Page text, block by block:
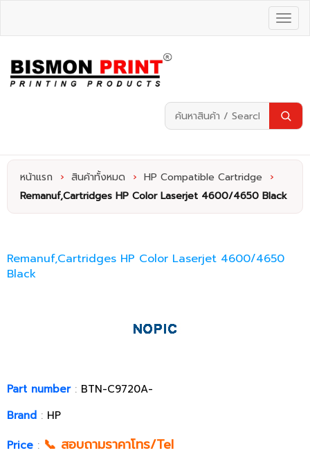
หน้าแรก › สินค้าทั้งหมด › HP Compatible Cartridge
›
Remanuf,Cartridges HP Color Laserjet 4600/4650 Black
Remanuf,Cartridges HP Color Laserjet 4600/4650
Black
Part number: BTN-C9720A-
Brand : HP
Price : 📞 สอบถามราคาโทร/Tel